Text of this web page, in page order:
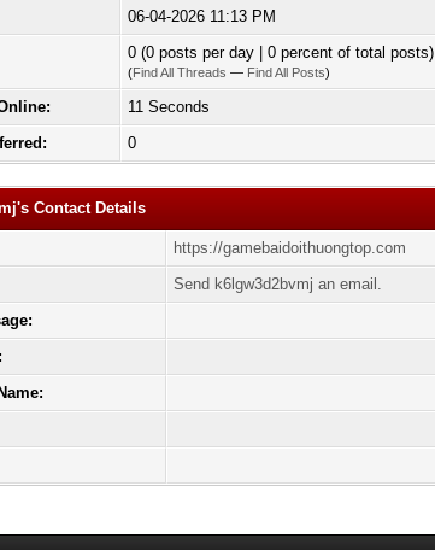
06-04-2026 11:13 PM
0 (0 posts per day | 0 percent of total posts)
(Find All Threads — Find All Posts)
11 Seconds
0
Contact Details
https://gamebaidoithuongtop.com
Send k6lgw3d2bvmj an email.